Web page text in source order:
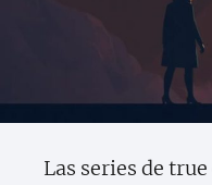
Las series de